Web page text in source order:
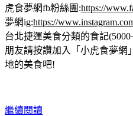
虎食夢網fb粉絲團:https://
夢網ig:https://
台北捷運美食分類的食記
朋友請按讚加入「小虎食夢網
地的美食吧!
繼續閱讀